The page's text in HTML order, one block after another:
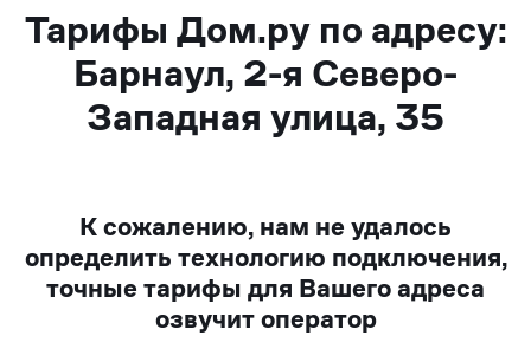
Тарифы Дом.ру по адресу:
Барнаул, 2-я Северо-
Западная улица, 35
К сожалению, нам не удалось
определить технологию подключения,
точные тарифы для Вашего адреса
озвучит оператор